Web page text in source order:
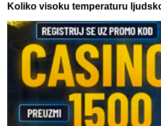
Koliko visoku temperaturu